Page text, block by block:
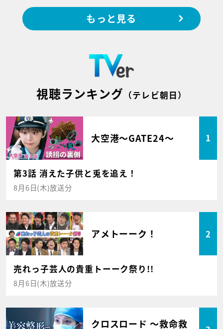
もっと見る
視聴ランキング （テレビ朝日）
大空港～GATE24～ 1
第3話 消えた子供と兎を追え！
8月6日(木)放送分
アメトーーク！ 2
売れっ子芸人の貴重トーーク祭り!!
8月6日(木)放送分
クロスロード ～救命救